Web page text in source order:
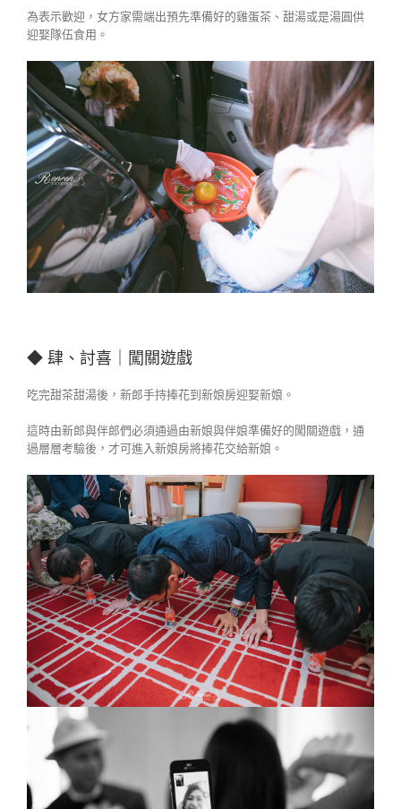
為表示歡迎，女方家需端出預先準備好的雞蛋茶、甜湯或是湯圓供
迎娶隊伍食用。
◆ 肆、討喜｜闖關遊戲
吃完甜茶甜湯後，新郎手持捧花到新娘房迎娶新娘。
這時由新郎與伴郎們必須通過由新娘與伴娘準備好的闖關遊戲，通
過層層考驗後，才可進入新娘房將捧花交給新娘。